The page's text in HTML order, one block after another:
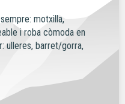
motxilla,
i roba còmoda en
ulleres, barret/gorra,